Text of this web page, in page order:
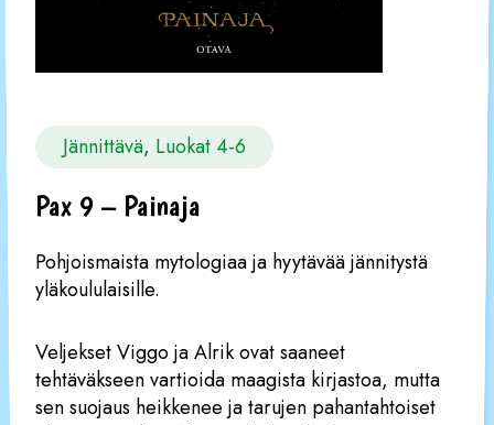
Jännittävä, Luokat 4-6
Pax 9 – Painaja
Pohjoismaista mytologiaa ja hyytävää jännitystä
yläkoululaisille.
Veljekset Viggo ja Alrik ovat saaneet
tehtäväkseen vartioida maagista kirjastoa, mutta
sen suojaus heikkenee ja tarujen pahantahtoiset